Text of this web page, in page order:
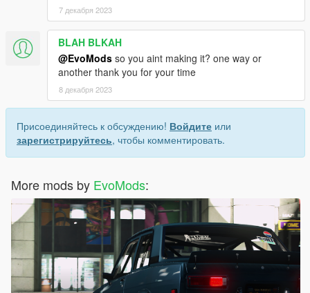
7 декабря 2023
BLAH BLKAH
@EvoMods so you aint making it? one way or
another thank you for your time
8 декабря 2023
Присоединяйтесь к обсуждению! Войдите или
зарегистрируйтесь, чтобы комментировать.
More mods by EvoMods: